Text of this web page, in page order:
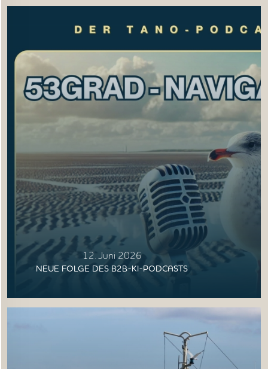
12. Juni 2026
NEUE FOLGE DES B2B-KI-PODCASTS